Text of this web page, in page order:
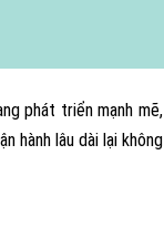
phát triển mạnh
hành lâu dài lại